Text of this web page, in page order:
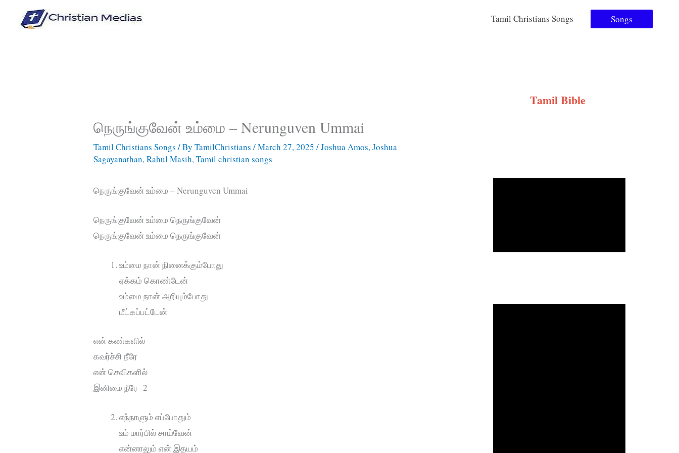
Tamil Christians Songs Songs
நெருங்குவேன் உம்மை – Nerunguven Ummai
Tamil Christians Songs / ByTamilChristians/March 27, 2025/Joshua Amos,Joshua
Sagayanathan,Rahul Masih,Tamil christian songs
நெருங்குவேன் உம்மை – Nerunguven Ummai
நெருங்குவேன் உம்மை நெருங்குவேன்
நெருங்குவேன் உம்மை நெருங்குவேன்
உம்மை நான் நினைக்கும்போது
ஏக்கம் கொண்டேன்
உம்மை நான் அறியும்போது
மீட்கப்பட்டேன்
என் கண்களில்
கவர்ச்சி நீரே
என் செவிகளில்
இனிமை நீரே -2
எந்நாளும் எப்போதும்
உம் மார்பில் சாய்வேன்
என்னாலும் என் இதயம்
Tamil Bible